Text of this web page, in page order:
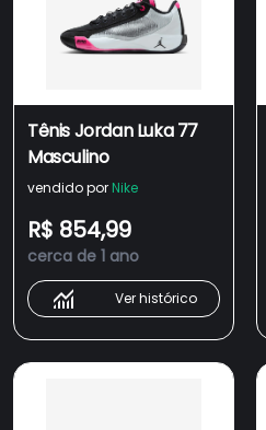
Tênis Jordan Luka 77
Masculino
vendido por Nike
R$ 854,99
cerca de 1 ano
Ver histórico